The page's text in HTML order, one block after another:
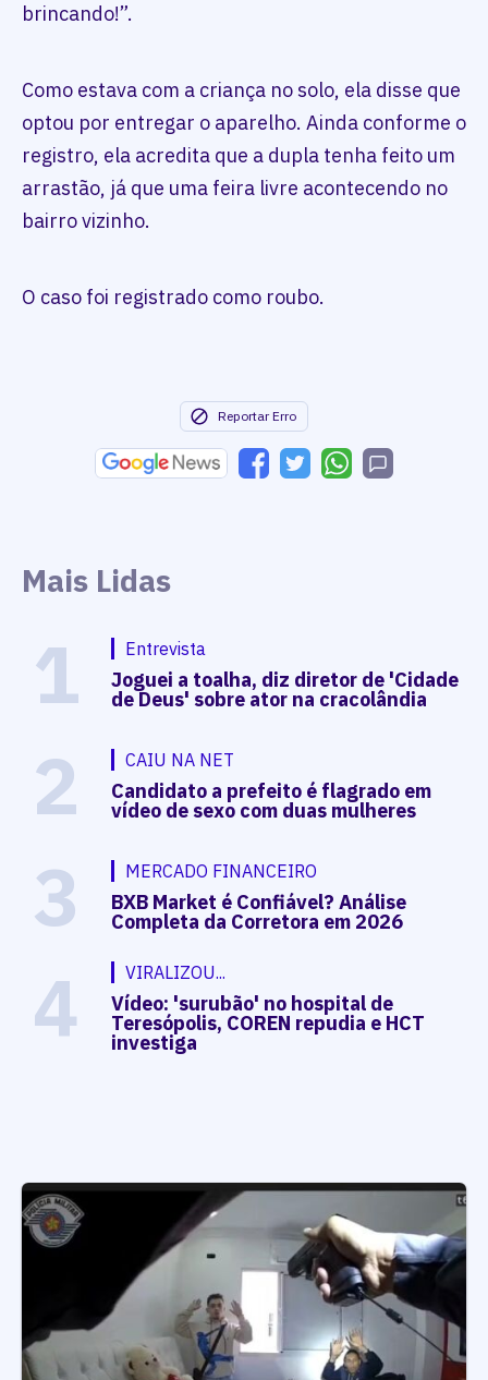
brincando!”.
Como estava com a criança no solo, ela disse que
optou por entregar o aparelho. Ainda conforme o
registro, ela acredita que a dupla tenha feito um
arrastão, já que uma feira livre acontecendo no
bairro vizinho.
O caso foi registrado como roubo.
Reportar Erro
Mais Lidas
1 Entrevista
Joguei a toalha, diz diretor de 'Cidade
de Deus' sobre ator na cracolândia
2 CAIU NA NET
Candidato a prefeito é flagrado em
vídeo de sexo com duas mulheres
3 MERCADO FINANCEIRO
BXB Market é Confiável? Análise
Completa da Corretora em 2026
4 VIRALIZOU...
Vídeo: 'surubão' no hospital de
Teresópolis, COREN repudia e HCT
investiga